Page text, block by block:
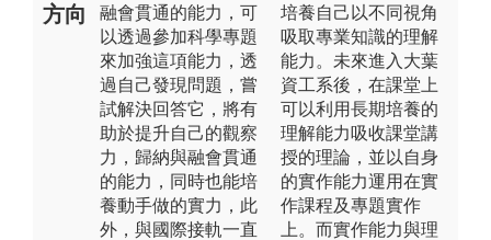
方向
融會貫通的能力，可
以透過參加科學專題
來加強這項能力，透
過自己發現問題，嘗
試解決回答它，將有
助於提升自己的觀察
力，歸納與融會貫通
的能力，同時也能培
養動手做的實力，此
外，與國際接軌一直
培養自己以不同視角
吸取專業知識的理解
能力。未來進入大葉
資工系後，在課堂上
可以利用長期培養的
理解能力吸收課堂講
授的理論，並以自身
的實作能力運用在實
作課程及專題實作
上。而實作能力與理